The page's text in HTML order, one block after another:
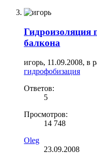
Гидроизоляция
балкона
игорь, 11.09.2008, в
гидрофобизация
Ответов:
5
Просмотров:
14 748
Oleg
23.09.2008